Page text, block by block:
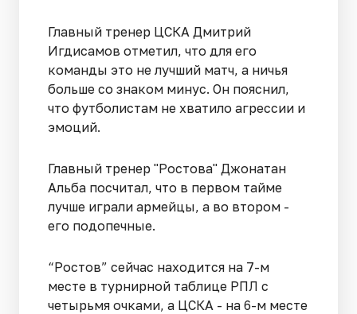
Главный тренер ЦСКА Дмитрий
Игдисамов отметил, что для его
команды это не лучший матч, а ничья
больше со знаком минус. Он пояснил,
что футболистам не хватило агрессии и
эмоций.
Главный тренер "Ростова" Джонатан
Альба посчитал, что в первом тайме
лучше играли армейцы, а во втором -
его подопечные.
“Ростов” сейчас находится на 7-м
месте в турнирной таблице РПЛ с
четырьмя очками, а ЦСКА - на 6-м месте